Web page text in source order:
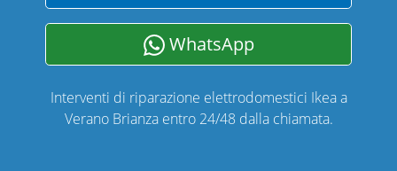
WhatsApp
Interventi di riparazione elettrodomestici Ikea a
Verano Brianza entro 24/48 dalla chiamata.